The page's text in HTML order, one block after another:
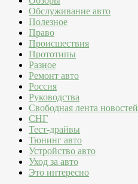
Обслуживание авто
Полезное
Право
Происшествия
Прототипы
Разное
Ремонт авто
Россия
Руководства
Свободная лента новостей
СНГ
Тест-драйвы
Тюнинг авто
Устройство авто
Уход за авто
Это интересно